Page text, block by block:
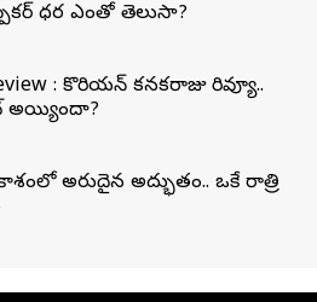
ధర ఎంతో తెలుసా?
: కొరియన్ కనకరాజు రివ్యూ..
అయ్యిందా?
అరుదైన అద్భుతం.. ఒకే రాత్రి